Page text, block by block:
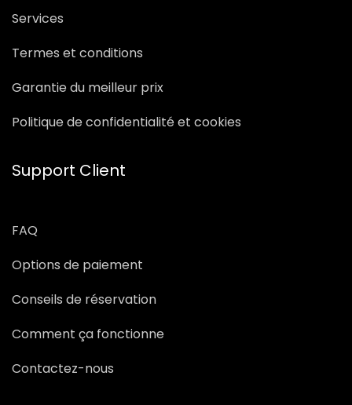
Services
Termes et conditions
Garantie du meilleur prix
Politique de confidentialité et cookies
Support Client
FAQ
Options de paiement
Conseils de réservation
Comment ça fonctionne
Contactez-nous